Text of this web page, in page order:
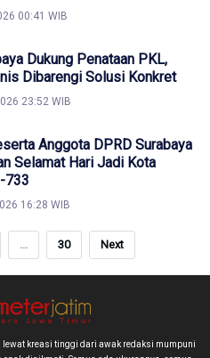
00:41 WIB
Dukung Penataan PKL,
Dibarengi Solusi Konkret
23:52 WIB
Anggota DPRD Surabaya
Selamat Hari Jadi Kota
733
16:28 WIB
... 30 Next
kreasi tinggi dari awak redaksi mumpuni